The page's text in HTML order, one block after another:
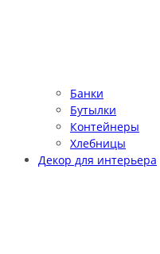
Банки
Бутылки
Контейнеры
Хлебницы
Декор для интерьера